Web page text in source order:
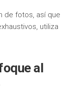
de fotos, así que
utiliza
al